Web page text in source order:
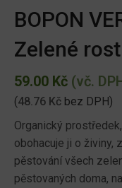
BOPON
Zelené
59.00 Kč (vč.
(48.76 Kč bez DPH)
Organický
obohacuje ji o živiny,
pěstování všech
pěstovaných doma,